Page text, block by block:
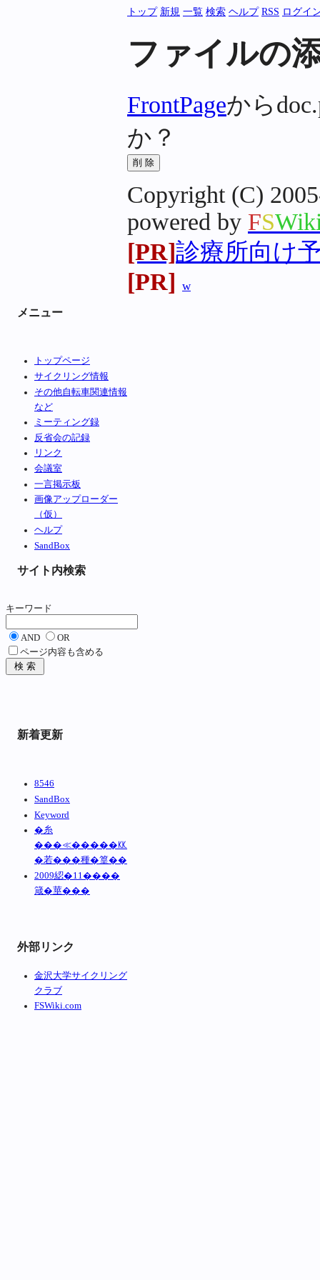
トップ 新規 一覧 検索 ヘルプ RSS ログイ
ファイルの
FrontPageから
か？
Copyright (C)
powered by FS
[PR]診療所向け
[PR] w
メニュー
トップページ
サイクリング情報
その他自転車関連情報
など
ミーティング録
反省会の記録
リンク
会議室
一言掲示板
画像アップローダー
（仮）
ヘルプ
SandBox
サイト内検索
キーワード
AND
OR
ページ内容も含める
新着更新
8546
SandBox
Keyword
�糸
���≪�����㏍
�若���種�篁��
2009綛�11����
箴�莖���
外部リンク
金沢大学サイクリング
クラブ
FSWiki.com